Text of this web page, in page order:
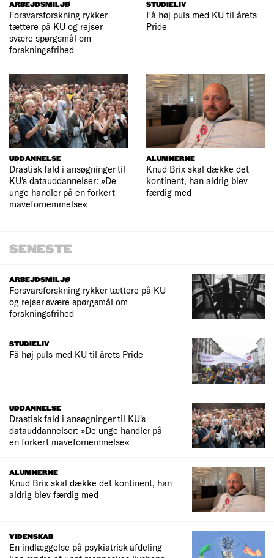
ARBEJDSMILJØ
Forsvarsforskning rykker
tættere på KU og rejser
svære spørgsmål om
forskningsfrihed
STUDIELIV
Få høj puls med KU til årets
Pride
UDDANNELSE
Drastisk fald i ansøgninger til
KU's datauddannelser: »De
unge handler på en forkert
mavefornemmelse«
ALUMNERNE
Knud Brix skal dække det
kontinent, han aldrig blev
færdig med
SENESTE
ARBEJDSMILJØ
Forsvarsforskning rykker tættere på KU
og rejser svære spørgsmål om
forskningsfrihed
STUDIELIV
Få høj puls med KU til årets Pride
UDDANNELSE
Drastisk fald i ansøgninger til KU's
datauddannelser: »De unge handler på
en forkert mavefornemmelse«
ALUMNERNE
Knud Brix skal dække det kontinent, han
aldrig blev færdig med
VIDENSKAB
En indlæggelse på psykiatrisk afdeling